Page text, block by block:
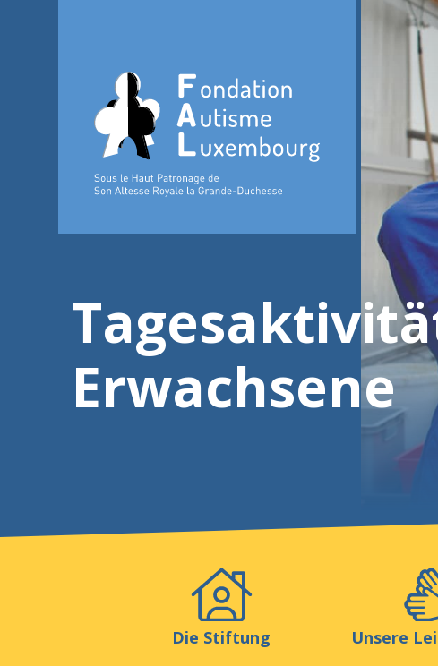
Erwachsene
Die Stiftung Unsere